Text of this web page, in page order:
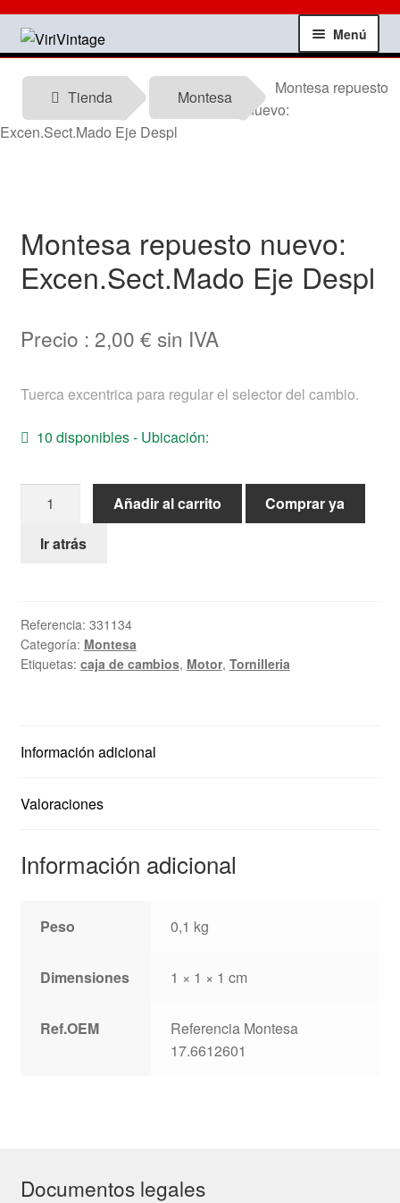
Ir
a
navegación
Ir
al
Menú
Tienda
Mi Cuenta
Noticias
Tienda Montesa
Montesa repuesto
nuevo:
Excen.Sect.Mado Eje Despl
Montesa repuesto nuevo:
Excen.Sect.Mado Eje Despl
Precio : 2,00 € sin IVA
Tuerca excentrica para regular el selector del cambio.
10 disponibles - Ubicación:
nuevo:
cantidad
Añadir al carrito
Comprar ya
Ir atrás
Referencia: 331134
Categoría: Montesa
Etiquetas: caja de cambios, Motor, Tornilleria
Información adicional
Valoraciones
Información adicional
Peso 0,1 kg
Dimensiones 1 × 1 × 1 cm
Ref.OEM
Referencia Montesa
17.6612601
Documentos legales